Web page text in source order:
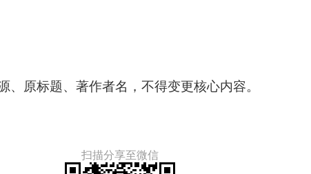
原标题、著作者名，不得变更核心内容。
扫描分享至微信